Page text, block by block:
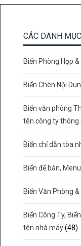
CÁC DANH
Biển Phòng Họp
Biển Chèn Nội
Biển văn phòng
tên công ty thông
Biển chỉ dẫn tòa
Biển để bàn,
Biển Văn Phòng
Biển Công Ty,
tên nhà máy (48)